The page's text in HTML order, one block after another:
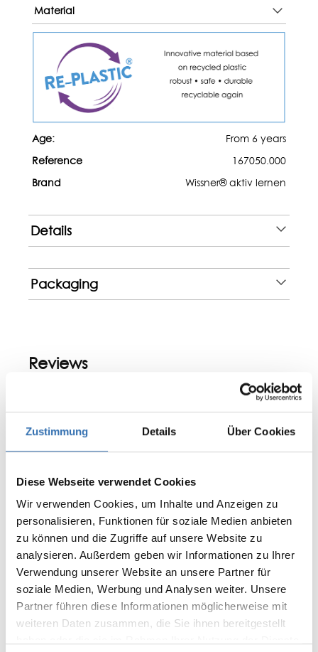
Zustimmung Details Über Cookies
Diese Webseite verwendet Cookies
Wir verwenden Cookies, um Inhalte und Anzeigen zu
personalisieren, Funktionen für soziale Medien anbieten
zu können und die Zugriffe auf unsere Website zu
analysieren. Außerdem geben wir Informationen zu Ihrer
Verwendung unserer Website an unsere Partner für
soziale Medien, Werbung und Analysen weiter. Unsere
Partner führen diese Informationen möglicherweise mit
weiteren Daten zusammen, die Sie ihnen bereitgestellt
Material
Age:
From 6 years
Reference
167050.000
Brand
Wissner® aktiv lernen
Details
Packaging
Reviews
0 of 0 reviews
Share your experiences with other
customers.
Write review
Display reviews in current language only.
No reviews found. Share your insights with
others.